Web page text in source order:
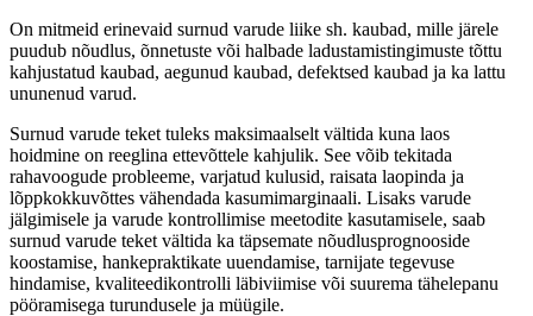
On mitmeid erinevaid surnud varude liike sh. kaubad, mille järele
puudub nõudlus, õnnetuste või halbade ladustamistingimuste tõttu
kahjustatud kaubad, aegunud kaubad, defektsed kaubad ja ka lattu
ununenud varud.
Surnud varude teket tuleks maksimaalselt vältida kuna laos
hoidmine on reeglina ettevõttele kahjulik. See võib tekitada
rahavoogude probleeme, varjatud kulusid, raisata laopinda ja
lõppkokkuvõttes vähendada kasumimarginaali. Lisaks varude
jälgimisele ja varude kontrollimise meetodite kasutamisele, saab
surnud varude teket vältida ka täpsemate nõudlusprognooside
koostamise, hankepraktikate uuendamise, tarnijate tegevuse
hindamise, kvaliteedikontrolli läbiviimise või suurema tähelepanu
pööramisega turundusele ja müügile.